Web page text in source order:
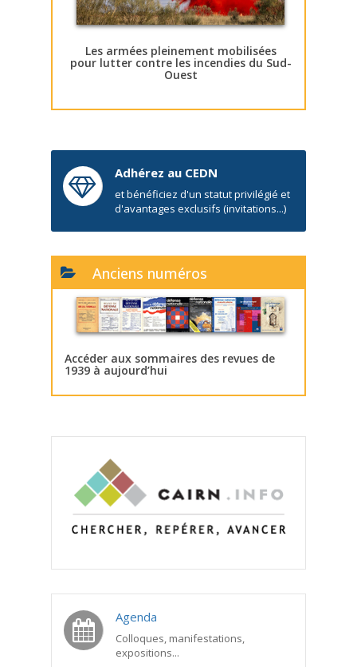
Les armées pleinement mobilisées
pour lutter contre les incendies du Sud-
Ouest
Adhérez au CEDN
et bénéficiez d'un statut privilégié et
d'avantages exclusifs (invitations...)
Anciens numéros
Accéder aux sommaires des revues de
1939 à aujourd’hui
Agenda
Colloques, manifestations,
expositions...